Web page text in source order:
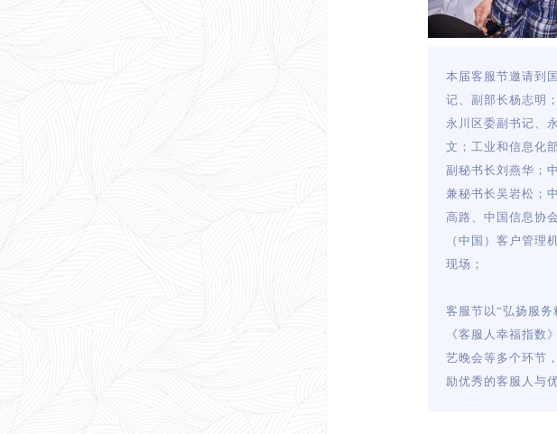
本届客服节邀请到
记、副部长杨志明
永川区委副书记、
文；工业和信息化
副秘书长刘燕华；
兼秘书长吴岩松；
高路、中国信息协
（中国）客户管理
现场；
客服节以“弘扬服务
《客服人幸福指数
艺晚会等多个环节
励优秀的客服人与